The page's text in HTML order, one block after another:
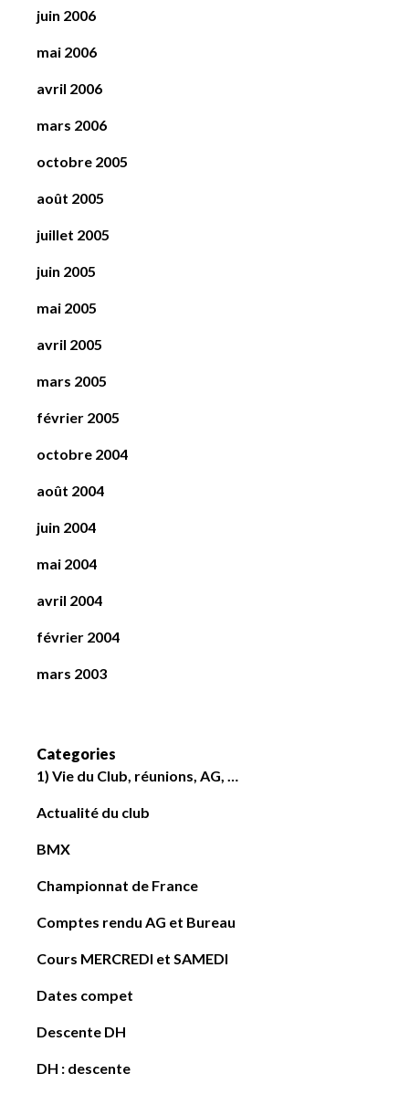
juin 2006
mai 2006
avril 2006
mars 2006
octobre 2005
août 2005
juillet 2005
juin 2005
mai 2005
avril 2005
mars 2005
février 2005
octobre 2004
août 2004
juin 2004
mai 2004
avril 2004
février 2004
mars 2003
Categories
1) Vie du Club, réunions, AG, …
Actualité du club
BMX
Championnat de France
Comptes rendu AG et Bureau
Cours MERCREDI et SAMEDI
Dates compet
Descente DH
DH : descente